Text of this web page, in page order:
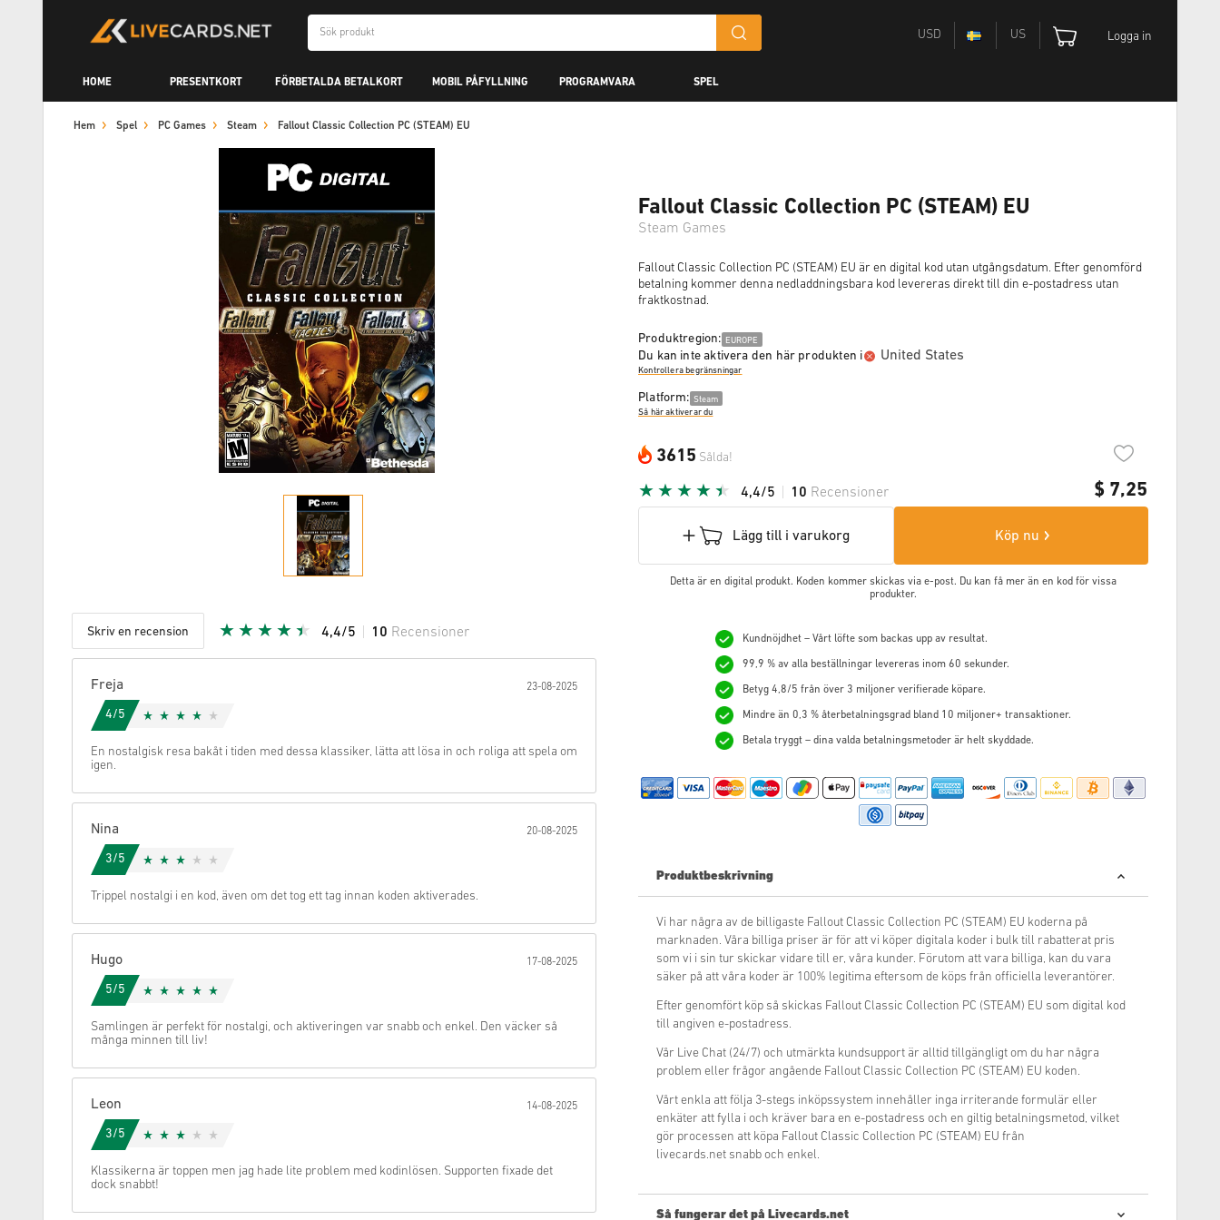
USD US Logga in
HOME PRESENTKORT FÖRBETALDA BETALKORT MOBIL PÅFYLLNING PROGRAMVARA SPEL
Hem Spel PC Games Steam Fallout Classic Collection PC (STEAM) EU
Skriv en recension 4,4/5 10 Recensioner
Avbryt
Freja 23-08-2025
4/5
En nostalgisk resa bakåt i tiden med dessa klassiker, lätta att lösa in och roliga att spela om
igen.
Nina 20-08-2025
3/5
Trippel nostalgi i en kod, även om det tog ett tag innan koden aktiverades.
Hugo 17-08-2025
5/5
Samlingen är perfekt för nostalgi, och aktiveringen var snabb och enkel. Den väcker så
många minnen till liv!
Leon 14-08-2025
3/5
Klassikerna är toppen men jag hade lite problem med kodinlösen. Supporten fixade det
dock snabbt!
Fallout Classic Collection PC (STEAM) EU
Steam Games
Fallout Classic Collection PC (STEAM) EU är en digital kod utan utgångsdatum. Efter genomförd
betalning kommer denna nedladdningsbara kod levereras direkt till din e-postadress utan
fraktkostnad.
Produktregion: EUROPE
Du kan inte aktivera den här produkten i United States
Kontrollera begränsningar
Platform: Steam
Så här aktiverar du
3615 Sålda!
$ 7,25
4,4/5 10 Recensioner
Lägg till i varukorg Köp nu
Detta är en digital produkt. Koden kommer skickas via e-post. Du kan få mer än en kod för vissa
produkter.
Kundnöjdhet – Vårt löfte som backas upp av resultat.
99,9 % av alla beställningar levereras inom 60 sekunder.
Betyg 4,8/5 från över 3 miljoner verifierade köpare.
Mindre än 0,3 % återbetalningsgrad bland 10 miljoner+ transaktioner.
Betala tryggt – dina valda betalningsmetoder är helt skyddade.
Produktbeskrivning
Vi har några av de billigaste Fallout Classic Collection PC (STEAM) EU koderna på
marknaden. Våra billiga priser är för att vi köper digitala koder i bulk till rabatterat pris
som vi i sin tur skickar vidare till er, våra kunder. Förutom att vara billiga, kan du vara
säker på att våra koder är 100% legitima eftersom de köps från officiella leverantörer.
Efter genomfört köp så skickas Fallout Classic Collection PC (STEAM) EU som digital kod
till angiven e-postadress.
Vår Live Chat (24/7) och utmärkta kundsupport är alltid tillgängligt om du har några
problem eller frågor angående Fallout Classic Collection PC (STEAM) EU koden.
Vårt enkla att följa 3-stegs inköpssystem innehåller inga irriterande formulär eller
enkäter att fylla i och kräver bara en e-postadress och en giltig betalningsmetod, vilket
gör processen att köpa Fallout Classic Collection PC (STEAM) EU från
livecards.net snabb och enkel.
Så fungerar det på Livecards.net